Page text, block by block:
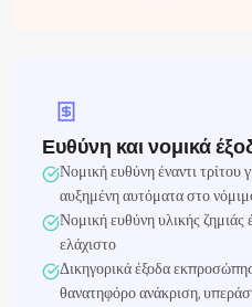
Ευθύνη και νομικά
Νομική ευθύνη έναντι
αυξημένη αυτόματα στο
Νομική ευθύνη υλικής ζημιάς
ελάχιστο
Δικηγορικά έξοδα
θανατηφόρο ανάκριση,